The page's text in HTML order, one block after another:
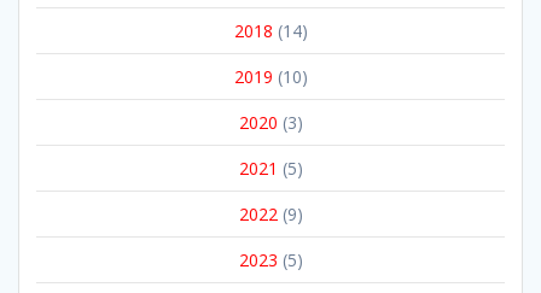
2018 (14)
2019 (10)
2020 (3)
2021 (5)
2022(9)
2023 (5)